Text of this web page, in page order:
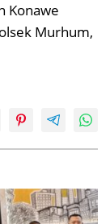
Konawe
Murhum,